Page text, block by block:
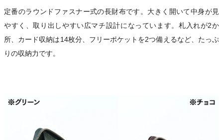
定番のラウンドファスナー式の長財布です。大きく開いて中身が見
やすく、取り出しやすい広マチ設計になっています。札入れが2か
所、カード収納は14枚分、フリーポケットを2つ備えるなど、たっぷ
りの収納力です。